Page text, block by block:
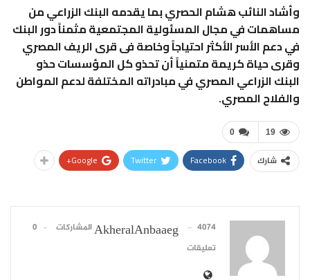
وأشاد النائب هشام الحصري بما يقدمه البنك الزراعي من
مساهمات في مجال المسئولية المجتمعية مثمناً دور البنك
في دعم الأسر الأكثر احتياجاً وخاصة فى قرى الريف المصري
وقرى حياة كريمة متمنياً أن تحذو كل المؤسسات حذو
البنك الزراعي المصري في مبادراته المختلفة لدعم المواطن
والفلاح المصري.
0 19
شارك Facebook
Twitter
Google+
AkheralAnbaaeg 4074 المشاركات
0
تعليقات